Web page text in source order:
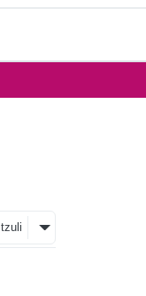
Itzuli